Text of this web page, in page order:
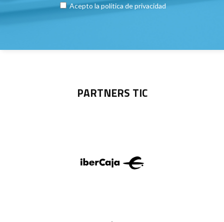
Acepto la política de privacidad
PARTNERS TIC